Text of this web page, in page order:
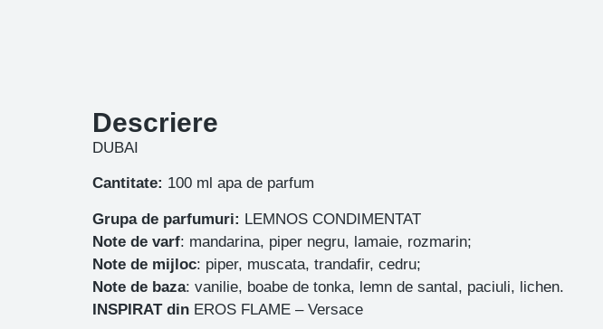
Descriere
DUBAI
Cantitate: 100 ml apa de parfum
Grupa de parfumuri: LEMNOS CONDIMENTAT
Note de varf: mandarina, piper negru, lamaie, rozmarin;
Note de mijloc: piper, muscata, trandafir, cedru;
Note de baza: vanilie, boabe de tonka, lemn de santal, paciuli, lichen.
INSPIRAT din EROS FLAME – Versace